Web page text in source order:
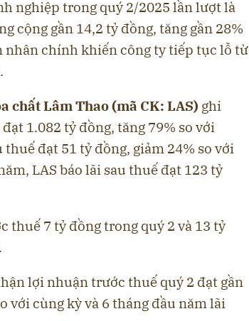
nghiệp trong quý 2/2025 lần lượt là
cộng gần 14,2 tỷ đồng, tăng gần 28%
nhân chính khiến công ty tiếp tục lỗ từ
chất Lâm Thao (mã CK: LAS) ghi
1.082 tỷ đồng, tăng 79% so với
đạt 51 tỷ đồng, giảm 24% so với
LAS báo lãi sau thuế đạt 123 tỷ
thuế 7 tỷ đồng trong quý 2 và 13 tỷ
lợi nhuận trước thuế quý 2 đạt gần
với cùng kỳ và 6 tháng đầu năm lãi